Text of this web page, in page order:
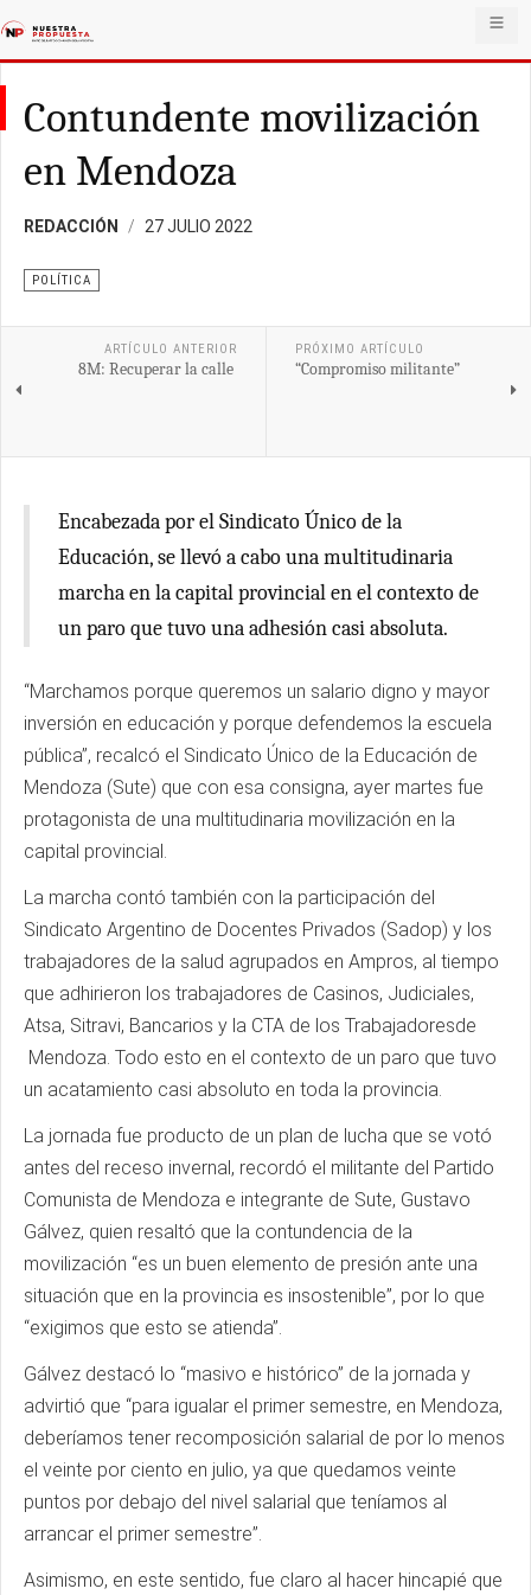
Contundente movilización
en Mendoza
REDACCIÓN 27 JULIO 2022
POLÍTICA
ARTÍCULO ANTERIOR
8M: Recuperar la calle
PRÓXIMO ARTÍCULO
“Compromiso militante”
Encabezada por el Sindicato Único de la
Educación, se llevó a cabo una multitudinaria
marcha en la capital provincial en el contexto de
un paro que tuvo una adhesión casi absoluta.
“Marchamos porque queremos un salario digno y mayor
inversión en educación y porque defendemos la escuela
pública”, recalcó el Sindicato Único de la Educación de
Mendoza (Sute) que con esa consigna, ayer martes fue
protagonista de una multitudinaria movilización en la
capital provincial.
La marcha contó también con la participación del
Sindicato Argentino de Docentes Privados (Sadop) y los
trabajadores de la salud agrupados en Ampros, al tiempo
que adhirieron los trabajadores de Casinos, Judiciales,
Atsa, Sitravi, Bancarios y la CTA de los Trabajadoresde
Mendoza. Todo esto en el contexto de un paro que tuvo
un acatamiento casi absoluto en toda la provincia.
La jornada fue producto de un plan de lucha que se votó
antes del receso invernal, recordó el militante del Partido
Comunista de Mendoza e integrante de Sute, Gustavo
Gálvez, quien resaltó que la contundencia de la
movilización “es un buen elemento de presión ante una
situación que en la provincia es insostenible”, por lo que
“exigimos que esto se atienda”.
Gálvez destacó lo “masivo e histórico” de la jornada y
advirtió que “para igualar el primer semestre, en Mendoza,
deberíamos tener recomposición salarial de por lo menos
el veinte por ciento en julio, ya que quedamos veinte
puntos por debajo del nivel salarial que teníamos al
arrancar el primer semestre”.
Asimismo, en este sentido, fue claro al hacer hincapié que